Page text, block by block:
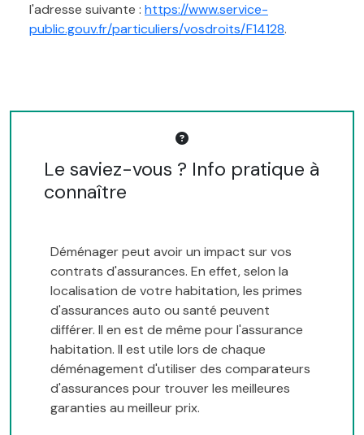
l'adresse suivante : https://www.service-
public.gouv.fr/particuliers/vosdroits/F14128.
Le saviez-vous ? Info pratique à
connaître
Déménager peut avoir un impact sur vos
contrats d'assurances. En effet, selon la
localisation de votre habitation, les primes
d'assurances auto ou santé peuvent
différer. Il en est de même pour l'assurance
habitation. Il est utile lors de chaque
déménagement d'utiliser des comparateurs
d'assurances pour trouver les meilleures
garanties au meilleur prix.